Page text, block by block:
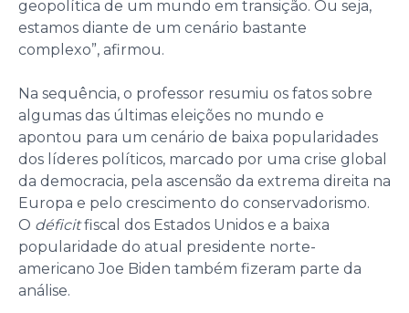
geopolítica de um mundo em transição. Ou seja,
estamos diante de um cenário bastante
complexo”, afirmou.
Na sequência, o professor resumiu os fatos sobre
algumas das últimas eleições no mundo e
apontou para um cenário de baixa popularidades
dos líderes políticos, marcado por uma crise global
da democracia, pela ascensão da extrema direita na
Europa e pelo crescimento do conservadorismo.
O déficitfiscal dos Estados Unidos e a baixa
popularidade do atual presidente norte-
americano Joe Biden também fizeram parte da
análise.